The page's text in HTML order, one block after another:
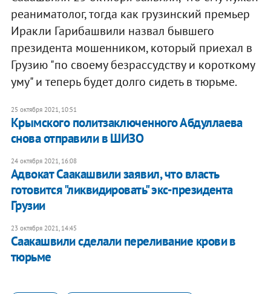
реаниматолог, тогда как грузинский премьер
Иракли Гарибашвили назвал бывшего
президента мошенником, который приехал в
Грузию "по своему безрассудству и короткому
уму" и теперь будет долго сидеть в тюрьме.
25 октября 2021, 10:51
Крымского политзаключенного Абдуллаева
снова отправили в ШИЗО
24 октября 2021, 16:08
Адвокат Саакашвили заявил, что власть
готовится "ликвидировать" экс-президента
Грузии
23 октября 2021, 14:45
Саакашвили сделали переливание крови в
тюрьме